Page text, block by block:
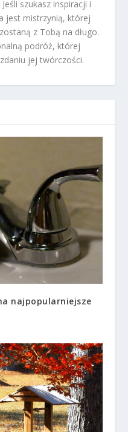
szukasz inspiracji i
jest mistrzynią, której
z Tobą na długo.
podróż, której
jej twórczości.
najpopularniejsze